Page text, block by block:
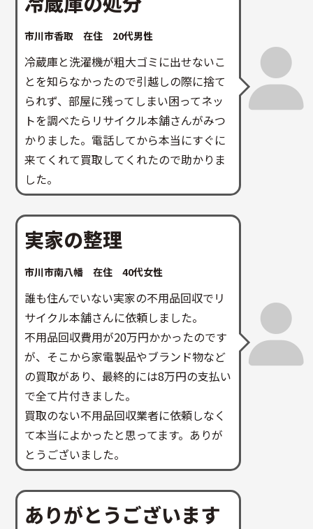
市川市香取 在住 20代男性
冷蔵庫と洗濯機が粗大ゴミに出せないこ
とを知らなかったので引越しの際に捨て
られず、部屋に残ってしまい困ってネッ
トを調べたらリサイクル本舗さんがみつ
かりました。電話してから本当にすぐに
来てくれて買取してくれたので助かりま
した。
実家の整理
市川市南八幡 在住 40代女性
誰も住んでいない実家の不用品回収でリ
サイクル本舗さんに依頼しました。
不用品回収費用が20万円かかったのです
が、そこから家電製品やブランド物など
の買取があり、最終的には8万円の支払い
で全て片付きました。
買取のない不用品回収業者に依頼しなく
て本当によかったと思ってます。ありが
とうございました。
ありがとうございます